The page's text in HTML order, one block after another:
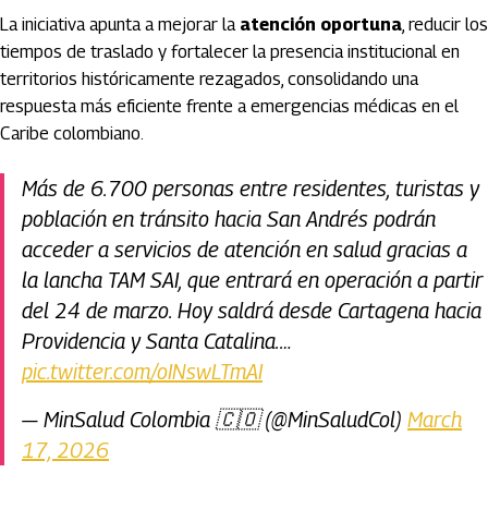
La iniciativa apunta a mejorar la atención oportuna, reducir los
tiempos de traslado y fortalecer la presencia institucional en
territorios históricamente rezagados, consolidando una
respuesta más eficiente frente a emergencias médicas en el
Caribe colombiano.
Más de 6.700 personas entre residentes, turistas y
población en tránsito hacia San Andrés podrán
acceder a servicios de atención en salud gracias a
la lancha TAM SAI, que entrará en operación a partir
del 24 de marzo. Hoy saldrá desde Cartagena hacia
Providencia y Santa Catalina.…
pic.twitter.com/oINswLTmAI
— MinSalud Colombia 🇨🇴 (@MinSaludCol) March
17, 2026